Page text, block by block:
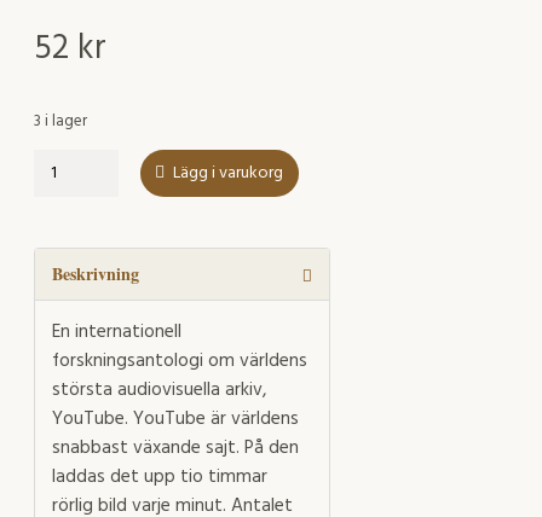
52 kr
3 i lager
The
mängd
Lägg i varukorg
Beskrivning
En internationell
forskningsantologi om världens
största audiovisuella arkiv,
YouTube. YouTube är världens
snabbast växande sajt. På den
laddas det upp tio timmar
rörlig bild varje minut. Antalet